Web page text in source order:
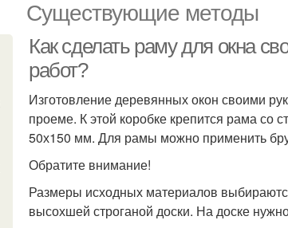
Существующие методы
Как сделать раму для окна
работ?
Изготовление деревянных окон своими
проеме. К этой коробке крепится рама со
50х150 мм. Для рамы можно применить
Обратите внимание!
Размеры исходных материалов
высохшей строганой доски. На доске